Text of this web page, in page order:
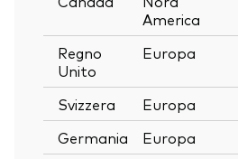
America
Regno
Unito
Europa
Svizzera Europa
Germania
Europa